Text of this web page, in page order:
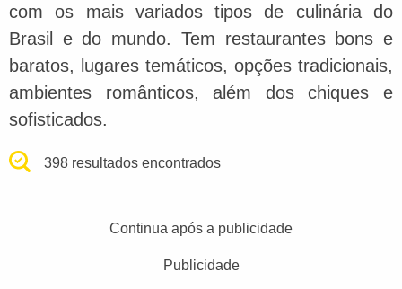
com os mais variados tipos de culinária do
Brasil e do mundo. Tem restaurantes bons e
baratos, lugares temáticos, opções tradicionais,
ambientes românticos, além dos chiques e
sofisticados.
398 resultados encontrados
Continua após a publicidade
Publicidade